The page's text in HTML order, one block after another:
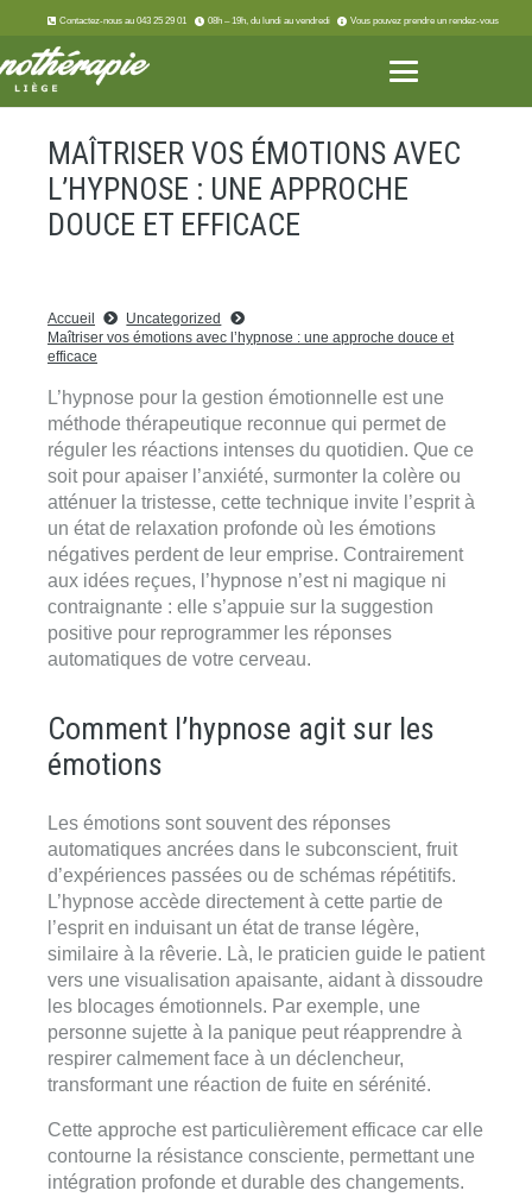
Contactez-nous au 043 25 29 01 08h – 19h, du lundi au vendredi Vous pouvez prendre un rendez-vous
MAÎTRISER VOS ÉMOTIONS AVEC
L’HYPNOSE : UNE APPROCHE
DOUCE ET EFFICACE
Accueil
Uncategorized
Maîtriser vos émotions avec l’hypnose : une approche douce et
efficace
L’hypnose pour la gestion émotionnelle est une
méthode thérapeutique reconnue qui permet de
réguler les réactions intenses du quotidien. Que ce
soit pour apaiser l’anxiété, surmonter la colère ou
atténuer la tristesse, cette technique invite l’esprit à
un état de relaxation profonde où les émotions
négatives perdent de leur emprise. Contrairement
aux idées reçues, l’hypnose n’est ni magique ni
contraignante : elle s’appuie sur la suggestion
positive pour reprogrammer les réponses
automatiques de votre cerveau.
Comment l’hypnose agit sur les
émotions
Les émotions sont souvent des réponses
automatiques ancrées dans le subconscient, fruit
d’expériences passées ou de schémas répétitifs.
L’hypnose accède directement à cette partie de
l’esprit en induisant un état de transe légère,
similaire à la rêverie. Là, le praticien guide le patient
vers une visualisation apaisante, aidant à dissoudre
les blocages émotionnels. Par exemple, une
personne sujette à la panique peut réapprendre à
respirer calmement face à un déclencheur,
transformant une réaction de fuite en sérénité.
Cette approche est particulièrement efficace car elle
contourne la résistance consciente, permettant une
intégration profonde et durable des changements.